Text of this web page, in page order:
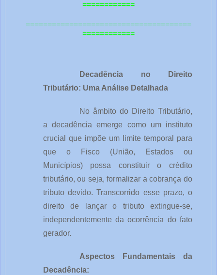
============
======================================
============
Decadência no Direito
Tributário: Uma Análise Detalhada
No âmbito do Direito Tributário,
a decadência emerge como um instituto
crucial que impõe um limite temporal para
que o Fisco (União, Estados ou
Municípios) possa constituir o crédito
tributário, ou seja, formalizar a cobrança do
tributo devido. Transcorrido esse prazo, o
direito de lançar o tributo extingue-se,
independentemente da ocorrência do fato
gerador.
Aspectos Fundamentais da
Decadência: